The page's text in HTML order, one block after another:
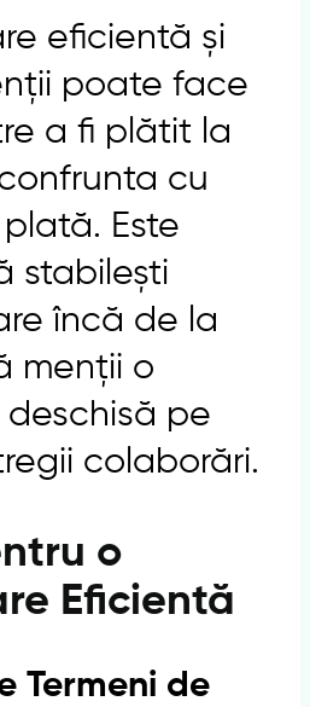
eficientă și
poate face
a fi plătit la
cu
Este
stabilești
încă de la
menții o
pe
colaborări.
o
Eficientă
Termeni de